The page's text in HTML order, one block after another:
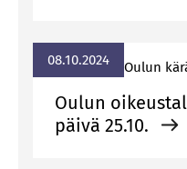
08.10.2024 Ou­lun
Oulun
päivä 25.10.